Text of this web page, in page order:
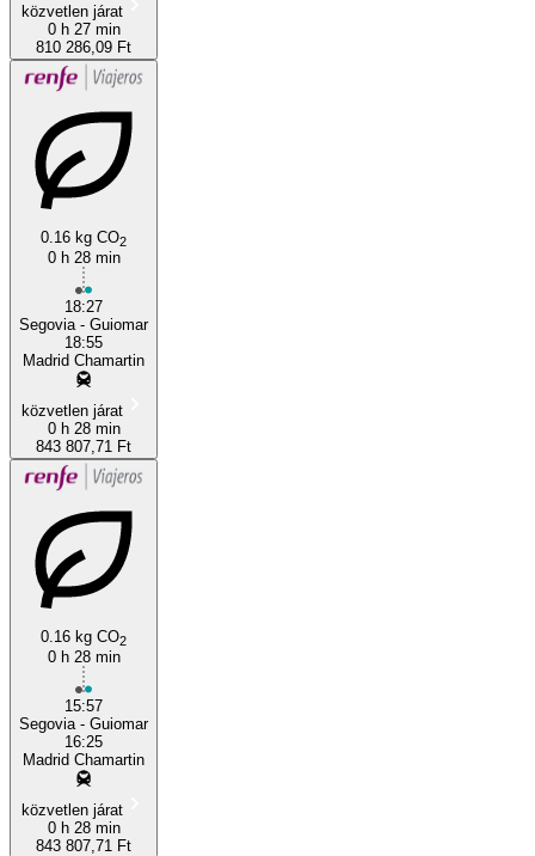
közvetlen járat
0 h 27 min
810 286,09 Ft
0.16 kg CO2
0 h 28 min
18:27
Segovia - Guiomar
18:55
Madrid Chamartin
közvetlen járat
0 h 28 min
843 807,71 Ft
0.16 kg CO2
0 h 28 min
15:57
Segovia - Guiomar
16:25
Madrid Chamartin
közvetlen járat
0 h 28 min
843 807,71 Ft